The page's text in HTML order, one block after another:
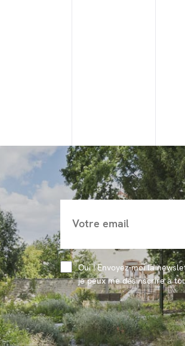
Oui ! Envoyez-moi la
je peux me désinscrire à